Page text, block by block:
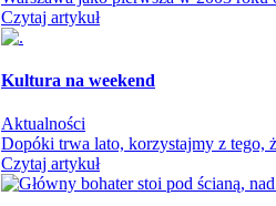
Czytaj artykuł
Kultura na weekend
Aktualności
Dopóki trwa lato, korzystajmy z tego,
Czytaj artykuł